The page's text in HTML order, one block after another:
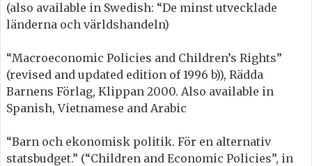
(also available in Swedish: “De minst utvecklade
länderna och världshandeln)
“Macroeconomic Policies and Children’s Rights”
(revised and updated edition of 1996 b)), Rädda
Barnens Förlag, Klippan 2000. Also available in
Spanish, Vietnamese and Arabic
“Barn och ekonomisk politik. För en alternativ
statsbudget.” (“Children and Economic Policies”, in